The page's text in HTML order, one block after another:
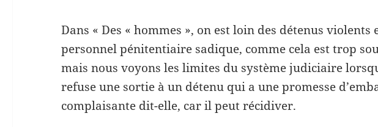
Dans « Des « hommes », on est loin des détenus violents
personnel pénitentiaire sadique, comme cela est trop
mais nous voyons les limites du système judiciaire
refuse une sortie à un détenu qui a une promesse
complaisante dit-elle, car il peut récidiver.